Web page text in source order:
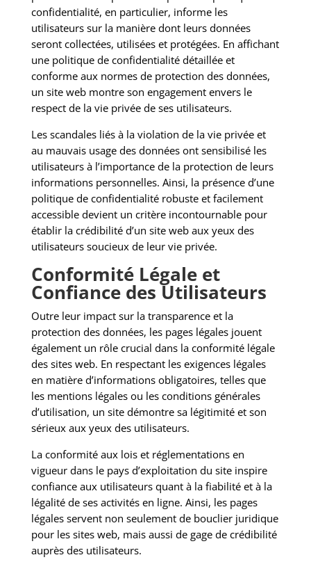
confidentialité, en particulier, informe les
utilisateurs sur la manière dont leurs données
seront collectées, utilisées et protégées. En affichant
une politique de confidentialité détaillée et
conforme aux normes de protection des données,
un site web montre son engagement envers le
respect de la vie privée de ses utilisateurs.
Les scandales liés à la violation de la vie privée et
au mauvais usage des données ont sensibilisé les
utilisateurs à l’importance de la protection de leurs
informations personnelles. Ainsi, la présence d’une
politique de confidentialité robuste et facilement
accessible devient un critère incontournable pour
établir la crédibilité d’un site web aux yeux des
utilisateurs soucieux de leur vie privée.
Conformité Légale et
Confiance des Utilisateurs
Outre leur impact sur la transparence et la
protection des données, les pages légales jouent
également un rôle crucial dans la conformité légale
des sites web. En respectant les exigences légales
en matière d’informations obligatoires, telles que
les mentions légales ou les conditions générales
d’utilisation, un site démontre sa légitimité et son
sérieux aux yeux des utilisateurs.
La conformité aux lois et réglementations en
vigueur dans le pays d’exploitation du site inspire
confiance aux utilisateurs quant à la fiabilité et à la
légalité de ses activités en ligne. Ainsi, les pages
légales servent non seulement de bouclier juridique
pour les sites web, mais aussi de gage de crédibilité
auprès des utilisateurs.